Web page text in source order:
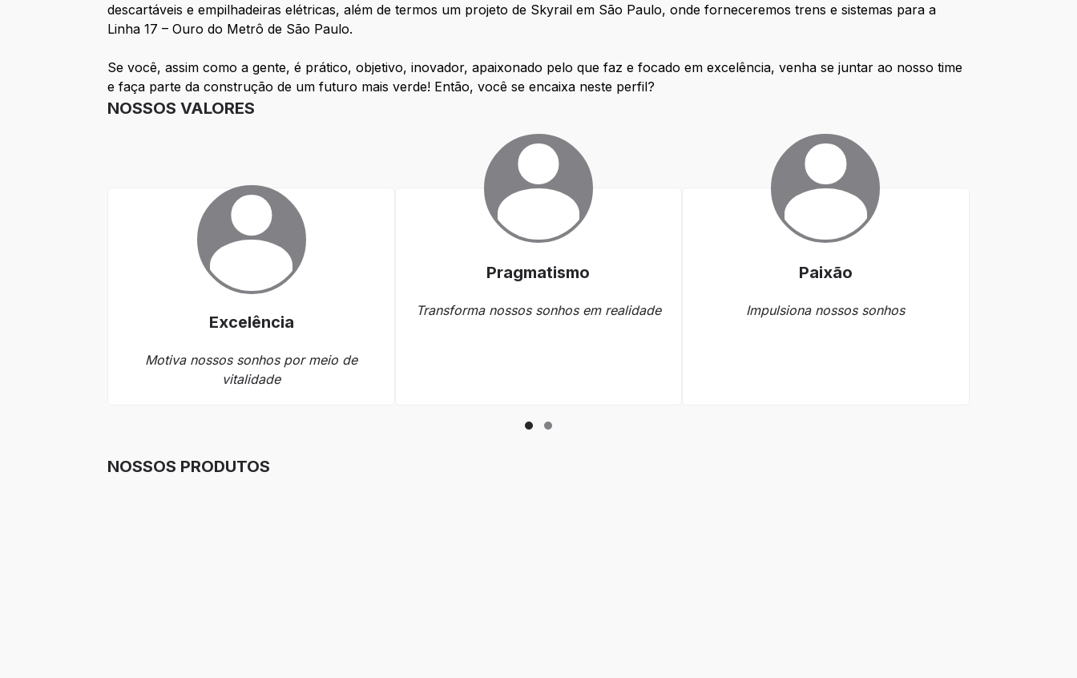
descartáveis e empilhadeiras elétricas, além de termos um projeto de Skyrail em São Paulo, onde forneceremos trens e sistemas para a
Linha 17 – Ouro do Metrô de São Paulo.
Se você, assim como a gente, é prático, objetivo, inovador, apaixonado pelo que faz e focado em excelência, venha se juntar ao nosso time
e faça parte da construção de um futuro mais verde! Então, você se encaixa neste perfil?
NOSSOS VALORES
Excelência
Motiva nossos sonhos por meio de
vitalidade
Pragmatismo
Transforma nossos sonhos em realidade
Paixão
Impulsiona nossos sonhos
NOSSOS PRODUTOS